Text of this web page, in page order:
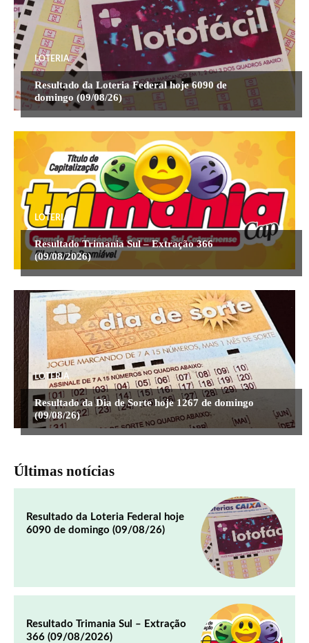
LOTERIA
Resultado da Loteria Federal hoje 6090 de
domingo (09/08/26)
LOTERIA
Resultado Trimania Sul – Extração 366
(09/08/2026)
LOTERIA
Resultado da Dia de Sorte hoje 1267 de domingo
(09/08/26)
Últimas notícias
Resultado da Loteria Federal hoje
6090 de domingo (09/08/26)
Resultado Trimania Sul – Extração
366 (09/08/2026)